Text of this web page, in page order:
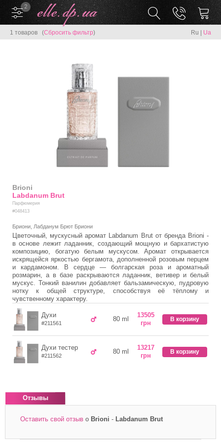
2
1 товаров (Сбросить фильтр) Ru Ua
Brioni
Labdanum Brut
Парфюмерия
#048413
Бриони, Лабданум Брют Бриони
Цветочный, мускусный аромат Labdanum Brut от бренда Brioni -
в основе лежит ладанник, создающий мощную и бархатистую
композицию, богатую белым мускусом. Аромат открывается
искрящейся яркостью бергамота, дополненной розовым перцем
и кардамоном. В сердце — болгарская роза и ароматный
розмарин, а в базе раскрываются ладанник, ветивер и белый
мускус. Тонкий ванилин добавляет бальзамическую, пудровую
нотку к общей структуре, способствуя её тёплому и
чувственному характеру.
Духи
#211561
80 ml
13505
грн
В корзину
Духи тестер
#211562
80 ml
13217
грн
В корзину
Отзывы
Оставить свой отзыв о Brioni - Labdanum Brut